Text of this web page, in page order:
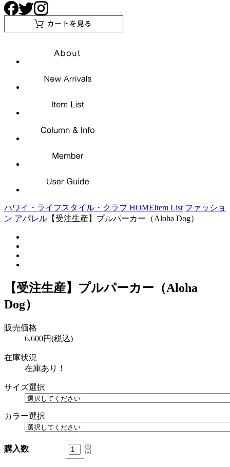
ハワイ・ライフスタイル・クラブ HOMEItem List ファッショ
ン アパレル 【受注生産】プルパーカー（Aloha Dog）
【受注生産】プルパーカー（Aloha
Dog）
販売価格
6,600円(税込)
在庫状況
在庫あり！
サイズ選択
カラー選択
購入数